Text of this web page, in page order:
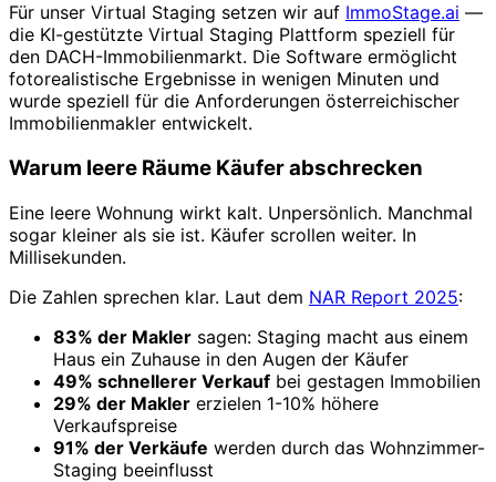
Für unser Virtual Staging setzen wir auf ImmoStage.ai —
die KI-gestützte Virtual Staging Plattform speziell für
den DACH-Immobilienmarkt. Die Software ermöglicht
fotorealistische Ergebnisse in wenigen Minuten und
wurde speziell für die Anforderungen österreichischer
Immobilienmakler entwickelt.
Warum leere Räume Käufer abschrecken
Eine leere Wohnung wirkt kalt. Unpersönlich. Manchmal
sogar kleiner als sie ist. Käufer scrollen weiter. In
Millisekunden.
Die Zahlen sprechen klar. Laut dem NAR Report 2025:
83% der Makler sagen: Staging macht aus einem
Haus ein Zuhause in den Augen der Käufer
49% schnellerer Verkauf bei gestagen Immobilien
29% der Makler erzielen 1-10% höhere
Verkaufspreise
91% der Verkäufe werden durch das Wohnzimmer-
Staging beeinflusst